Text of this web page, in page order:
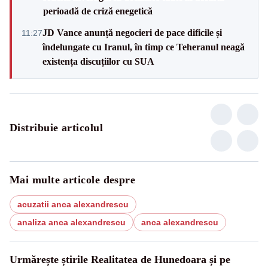
perioadă de criză enegetică
11:27JD Vance anunță negocieri de pace dificile și
îndelungate cu Iranul, în timp ce Teheranul neagă
existența discuțiilor cu SUA
Distribuie articolul
Mai multe articole despre
acuzatii anca alexandrescu
analiza anca alexandrescu
anca alexandrescu
Urmărește știrile Realitatea de Hunedoara și pe